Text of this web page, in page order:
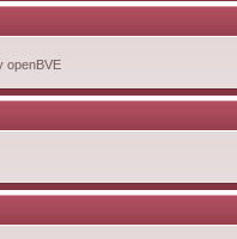
openBVE